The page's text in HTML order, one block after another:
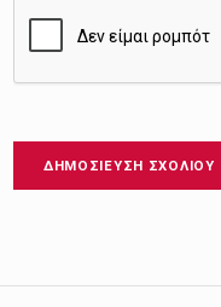
Πλοήγηση άρθρων